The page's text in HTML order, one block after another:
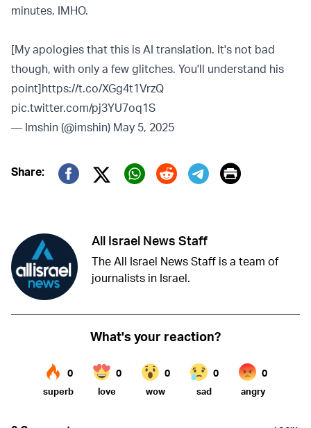
minutes, IMHO.
[My apologies that this is AI translation. It's not bad
though, with only a few glitches. You'll understand his
point]https://t.co/XGg4t1VrzQ
pic.twitter.com/pj3YU7oq1S
— Imshin (@imshin) May 5, 2025
Share:
Twitter (X)
Print
All Israel News Staff
The All Israel News Staff is a team of
journalists in Israel.